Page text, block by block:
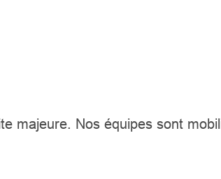
majeure. Nos équipes sont